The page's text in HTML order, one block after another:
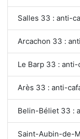
Salles 33 : anti-
Arcachon 33 :
Le Barp 33 :
Arès 33 : anti-
Belin-Béliet 33 :
Saint-Aubin-de-